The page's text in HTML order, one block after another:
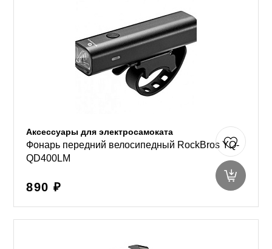
Аксессуары для электросамоката
Фонарь передний велосипедный RockBros YQ-
QD400LM
890 ₽